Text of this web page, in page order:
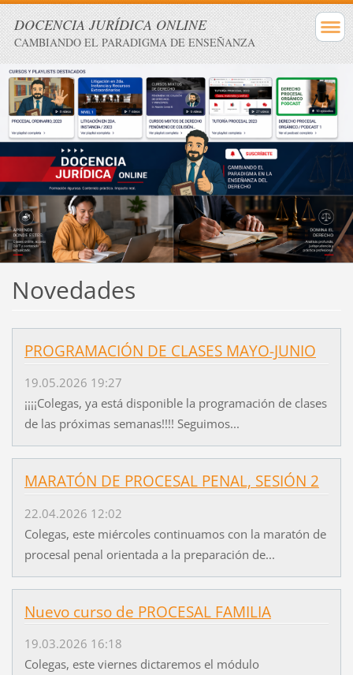
DOCENCIA JURÍDICA ONLINE
CAMBIANDO EL PARADIGMA DE ENSEÑANZA
Novedades
PROGRAMACIÓN DE CLASES MAYO-JUNIO
19.05.2026 19:27
¡¡¡¡Colegas, ya está disponible la programación de clases
de las próximas semanas!!!! Seguimos...
MARATÓN DE PROCESAL PENAL, SESIÓN 2
22.04.2026 12:02
Colegas, este miércoles continuamos con la maratón de
procesal penal orientada a la preparación de...
Nuevo curso de PROCESAL FAMILIA
19.03.2026 16:18
Colegas, este viernes dictaremos el módulo